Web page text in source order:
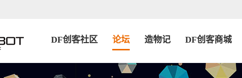
DF创客社区 论坛 造物记 DF创客商城